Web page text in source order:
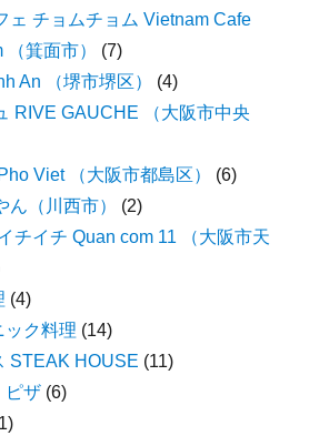
ェ チョムチョム Vietnam Cafe
箕面市）
(7)
An （堺市堺区）
(4)
RIVE GAUCHE （大阪市中央
Viet （大阪市都島区）
(6)
ん（川西市）
(2)
チイチ Quan com 11 （大阪市天
(4)
ック料理 (14)
STEAK HOUSE (11)
ピザ (6)